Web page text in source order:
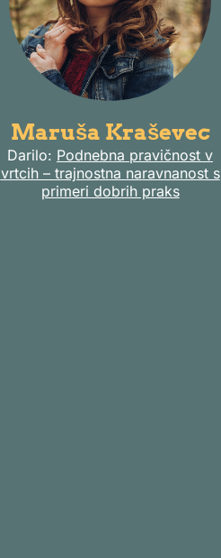
Maruša Kraševec
Darilo: Podnebna pravičnost v
vrtcih – trajnostna naravnanost s
primeri dobrih praks